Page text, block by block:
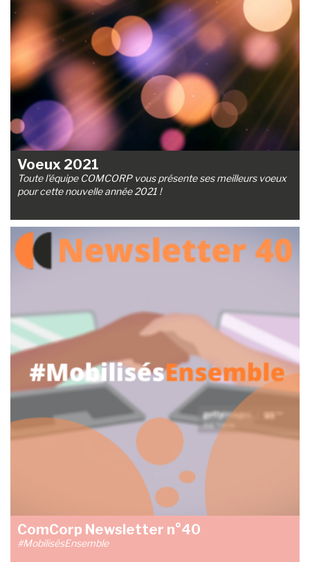
Voeux 2021
Toute l'équipe COMCORP vous présente ses meilleurs voeux
pour cette nouvelle année 2021 !
ComCorp Newsletter n°40
#MobilisésEnsemble